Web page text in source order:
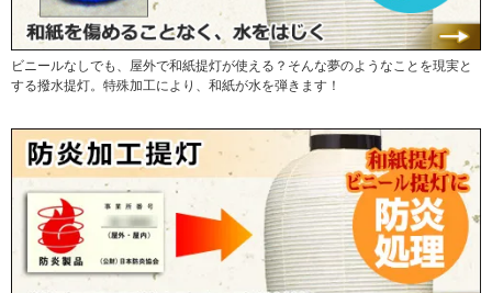
ビニールなしでも、屋外で和紙提灯が使える？そんな夢のようなことを現実と
する撥水提灯。特殊加工により、和紙が水を弾きます！